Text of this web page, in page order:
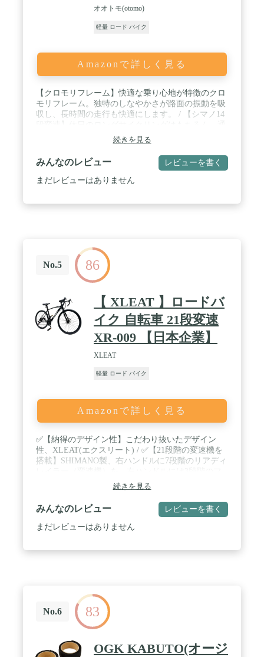
オオトモ(otomo)
軽量 ロード バイク
Amazonで詳しく見る
【クロモリフレーム】快適な乗り心地が特徴のクロ
モリフレーム。独特のしなやかさが路面の振動を吸
収し、長時間の走行も快適にします。 / 【シマノ14
勤、通学などの日常使いでも最適な14段変速を搭
載。坂道はもちろん、平坦な道でスピードを出した
いときなど様々な場面に対応します。 / 【デュアル
コントロールレバー】ブレーキと変速シフトが一体
になったSENSAH製デュアルコントロールレバーを
います。 / ご注意：スタンドは付属しておりませ
ん。 / 【1年保証付き】保証規定に基づく1年保証付
き。保証規定は取扱説明書、株式会社オオトモのホ
ームページに記載しております。
続きを見る
みんなのレビュー レビューを書く
まだレビューはありません
No.5 86
【 XLEAT 】ロードバ
イク 自転車 21段変速
XR-009 【日本企業】
XLEAT
軽量 ロード バイク
Amazonで詳しく見る
✅【納得のデザイン性】こだわり抜いたデザイン
性、XLEAT(エクスリート) / ✅【21段階の変速機を
搭載】SHIMANO製、右ハンドルに7段階のリアディ
ロントディレイラー（前変速機）を搭載し急勾配の
坂道もスムーズに走行可能！ / ✅【通勤・通学に適
したタイヤ】厚さ28mmのタイヤはシティサイクル
に最適な走りを実現！ / ✅【快適な走行】起動性に
優れた握りやすいグリップと踏み込みをしっかり受
ヤ：700×28C、変速ギア：21段、装備：フレーム材
質:クロモリ(スチール)、ディスクブレーキ / ✅【サ
イズ】全長170cm、地面からハンドルまでの高さ
90cm、タイヤ直径70cm、地面からサドルまでの高
さ（最小80～最大97cm）、ハンドル横幅47cm、重
さ約16.2kg / ✅『歩行者の安全と交通ルールの遵守
続きを見る
みんなのレビュー レビューを書く
まだレビューはありません
No.6 83
OGK KABUTO(オージ